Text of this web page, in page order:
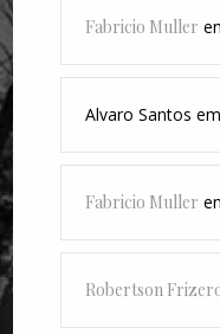
Fabricio Muller
Alvaro Santos em
Fabricio Muller
Robertson